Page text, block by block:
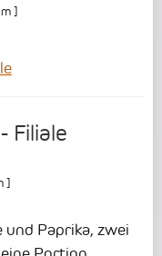
]
Filiale
]
Paprika, zwei